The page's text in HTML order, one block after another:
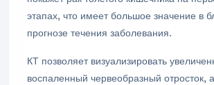
этапах, что имеет большое значение в
прогнозе течения заболевания.
КТ позволяет визуализировать
воспаленный червеобразный отросток,